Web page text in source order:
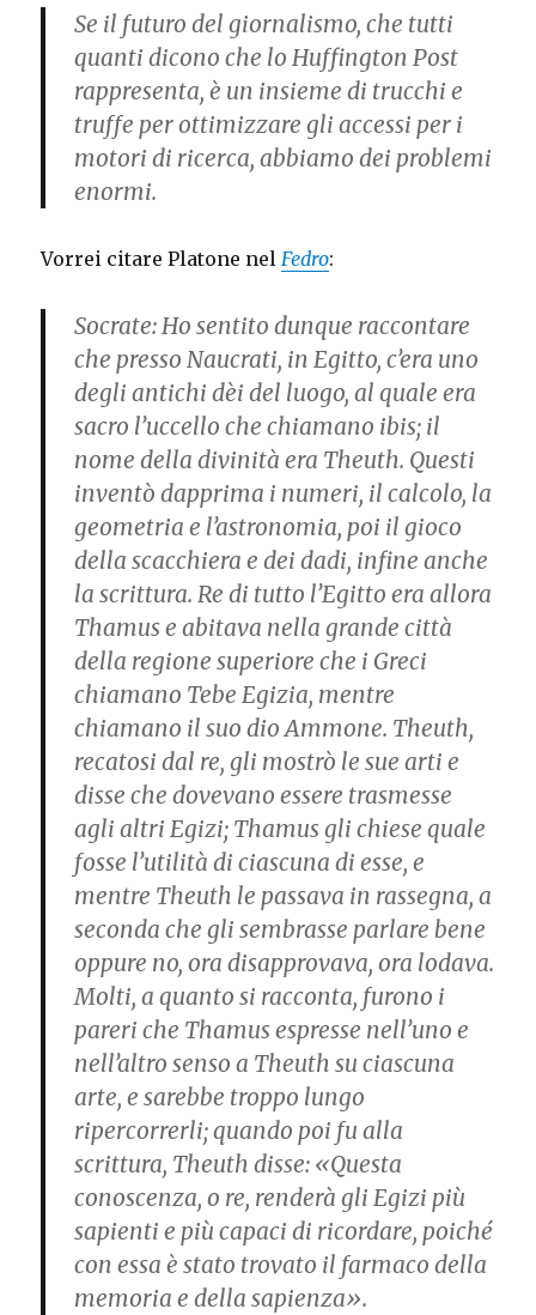
Se il futuro del giornalismo, che tutti
quanti dicono che lo Huffington Post
rappresenta, è un insieme di trucchi e
truffe per ottimizzare gli accessi per i
motori di ricerca, abbiamo dei problemi
enormi.
Vorrei citare Platone nel Fedro:
Socrate: Ho sentito dunque raccontare
che presso Naucrati, in Egitto, c’era uno
degli antichi dèi del luogo, al quale era
sacro l’uccello che chiamano ibis; il
nome della divinità era Theuth. Questi
inventò dapprima i numeri, il calcolo, la
geometria e l’astronomia, poi il gioco
della scacchiera e dei dadi, infine anche
la scrittura. Re di tutto l’Egitto era allora
Thamus e abitava nella grande città
della regione superiore che i Greci
chiamano Tebe Egizia, mentre
chiamano il suo dio Ammone. Theuth,
recatosi dal re, gli mostrò le sue arti e
disse che dovevano essere trasmesse
agli altri Egizi; Thamus gli chiese quale
fosse l’utilità di ciascuna di esse, e
mentre Theuth le passava in rassegna, a
seconda che gli sembrasse parlare bene
oppure no, ora disapprovava, ora lodava.
Molti, a quanto si racconta, furono i
pareri che Thamus espresse nell’uno e
nell’altro senso a Theuth su ciascuna
arte, e sarebbe troppo lungo
ripercorrerli; quando poi fu alla
scrittura, Theuth disse: «Questa
conoscenza, o re, renderà gli Egizi più
sapienti e più capaci di ricordare, poiché
con essa è stato trovato il farmaco della
memoria e della sapienza».